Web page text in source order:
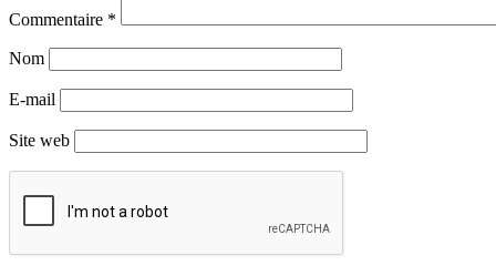
Commentaire *
Nom
E-mail
Site web